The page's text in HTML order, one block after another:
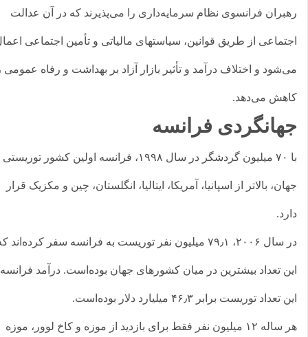
فرانسوی نظام سرمایه‌داری را می‌پذیرند که در آن عدالت
از طریق قوانین، سیاستهای مالیاتی و تأمین اجتماعی اعمال
و اختلاف درآمد و تأثیر بازار آزاد بر بهداشت و رفاه عمومی را
می‌دهد.
فرانسه
با ۷۰ میلیون گردشگر در سال ۱۹۹۸، فرانسه اولین کشور توریستی
بالاتر از اسپانیا، آمریکا، ایتالیا، انگلستان، چین و مکزیک قرار
در سال ۲۰۰۶، ۷۹٫۱ میلیون نفر توریست به فرانسه سفر کرده‌اند که
تعداد بیشترین در میان کشورهای جهان بوده‌است. درآمد فرانسه از
تعداد توریست برابر ۴۶٫۳ میلیارد دلار بوده‌است.
هر ساله ۱۲ میلیون نفر فقط برای بازدید از موزه و کاخ لوور، موزه